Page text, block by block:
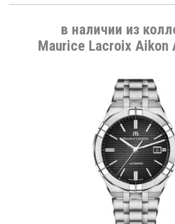
в наличии из
Maurice Lacroix Aikon